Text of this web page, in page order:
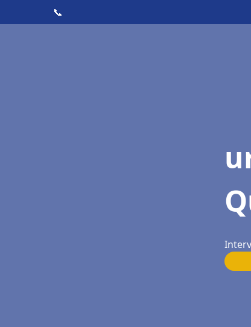
📞